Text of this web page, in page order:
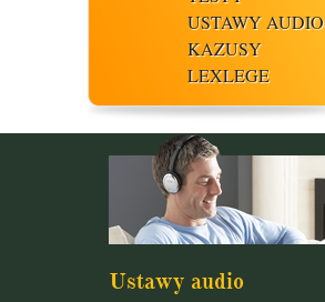
USTAWY AUDIO
KAZUSY
LEXLEGE
Ustawy audio